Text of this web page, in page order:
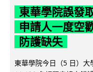
東華學院誤發
申請人一度空
防護缺失
東華學院今日（5 日）